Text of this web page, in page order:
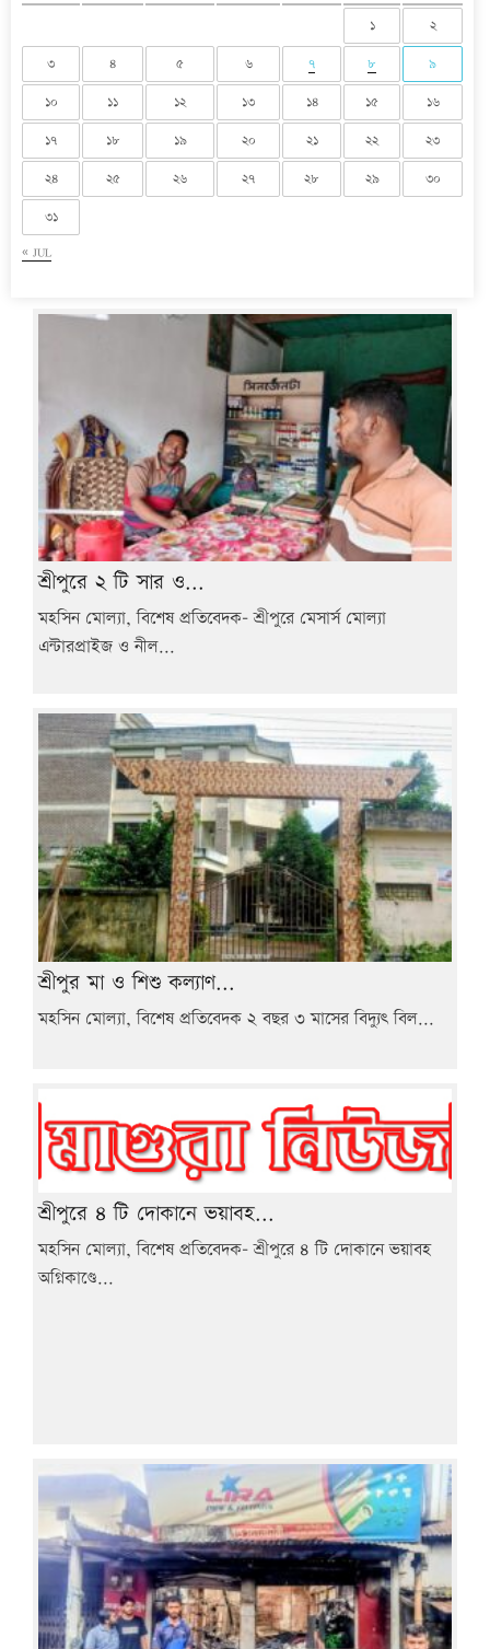
« JUL
১ ২
৩ ৪ ৫ ৬ ৭ ৮ ৯
১০ ১১ ১২ ১৩ ১৪ ১৫ ১৬
১৭ ১৮ ১৯ ২০ ২১ ২২ ২৩
২৪ ২৫ ২৬ ২৭ ২৮ ২৯ ৩০
৩১
শ্রীপুরে ২ টি সার ও...
মহসিন মোল্যা, বিশেষ প্রতিবেদক- শ্রীপুরে মেসার্স মোল্যা
এন্টারপ্রাইজ ও নীল...
শ্রীপুর মা ও শিশু কল্যাণ...
মহসিন মোল্যা, বিশেষ প্রতিবেদক ২ বছর ৩ মাসের বিদ্যুৎ বিল...
শ্রীপুরে ৪ টি দোকানে ভয়াবহ...
মহসিন মোল্যা, বিশেষ প্রতিবেদক- শ্রীপুরে ৪ টি দোকানে ভয়াবহ
অগ্নিকাণ্ডে...